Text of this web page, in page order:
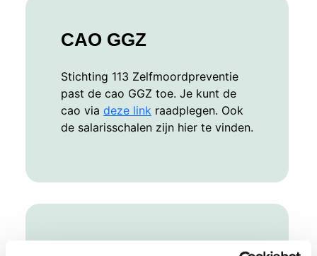
CAO GGZ
Stichting 113 Zelfmoordpreventie
past de cao GGZ toe. Je kunt de
cao via deze link raadplegen. Ook
de salarisschalen zijn hier te vinden.